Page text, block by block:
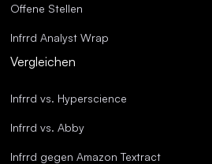
Offene Stellen
Infrrd Analyst Wrap
Vergleichen
Infrrd vs. Hyperscience
Infrrd vs. Abby
Infrrd gegen Amazon Textract